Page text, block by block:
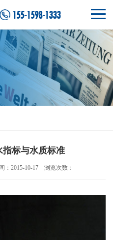
155-1598-1333
标与水质标准
2015-10-17 浏览次数：